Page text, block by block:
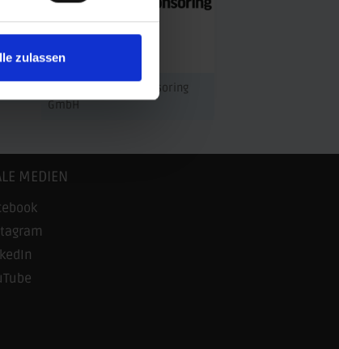
zulassen
© Athletic Sport Sponsoring
GmbH
MEDIEN